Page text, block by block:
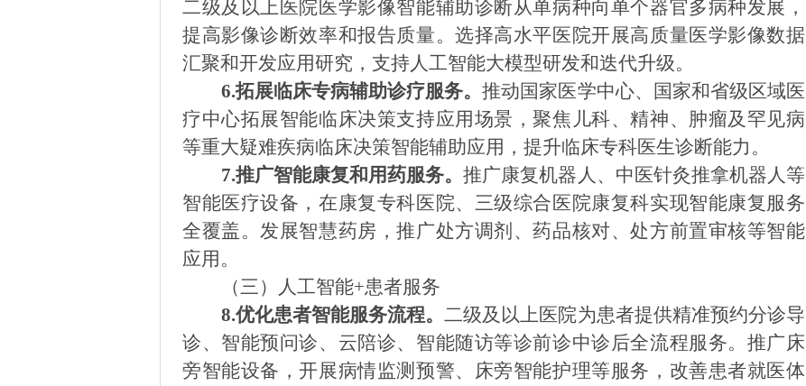
二级及以上医院医学影像智能辅助诊断从单病种向单个器官多病种发展，
提高影像诊断效率和报告质量。选择高水平医院开展高质量医学影像数据
汇聚和开发应用研究，支持人工智能大模型研发和迭代升级。
6.拓展临床专病辅助诊疗服务。推动国家医学中心、国家和省级区域医
疗中心拓展智能临床决策支持应用场景，聚焦儿科、精神、肿瘤及罕见病
等重大疑难疾病临床决策智能辅助应用，提升临床专科医生诊断能力。
7.推广智能康复和用药服务。推广康复机器人、中医针灸推拿机器人等
智能医疗设备，在康复专科医院、三级综合医院康复科实现智能康复服务
全覆盖。发展智慧药房，推广处方调剂、药品核对、处方前置审核等智能
应用。
（三）人工智能+患者服务
8.优化患者智能服务流程。二级及以上医院为患者提供精准预约分诊导
诊、智能预问诊、云陪诊、智能随访等诊前诊中诊后全流程服务。 推广床
旁智能设备，开展病情监测预警、床旁智能护理等服务，改善患者就医体